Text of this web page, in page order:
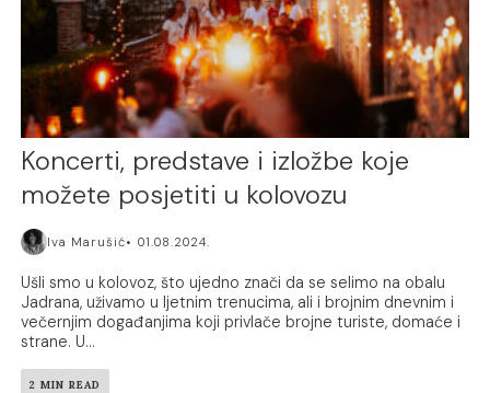
Koncerti, predstave i izložbe koje
možete posjetiti u kolovozu
Iva Marušić 01.08.2024.
Ušli smo u kolovoz, što ujedno znači da se selimo na obalu
Jadrana, uživamo u ljetnim trenucima, ali i brojnim dnevnim i
večernjim događanjima koji privlače brojne turiste, domaće i
strane. U...
2 MIN READ